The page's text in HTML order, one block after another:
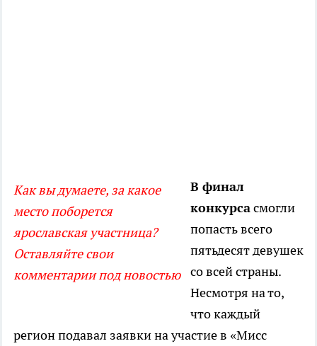
Как вы думаете, за какое
место поборется
ярославская участница?
Оставляйте свои
комментарии под новостью
В финал
конкурсасмогли
попасть всего
пятьдесят девушек
со всей страны.
Несмотря на то,
что каждый
регион подавал заявки на участие в «Мисс